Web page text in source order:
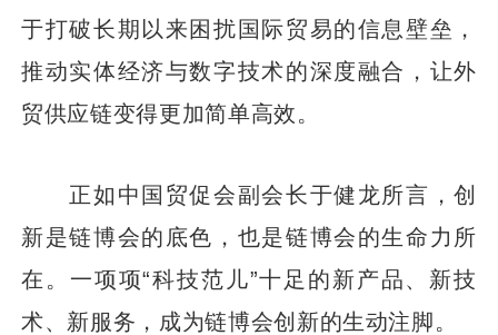
于打破长期以来困扰国际贸易的信息壁垒，
推动实体经济与数字技术的深度融合，让外
贸供应链变得更加简单高效。
正如中国贸促会副会长于健龙所言，创
新是链博会的底色，也是链博会的生命力所
在。一项项“科技范儿”十足的新产品、新技
术、新服务，成为链博会创新的生动注脚。